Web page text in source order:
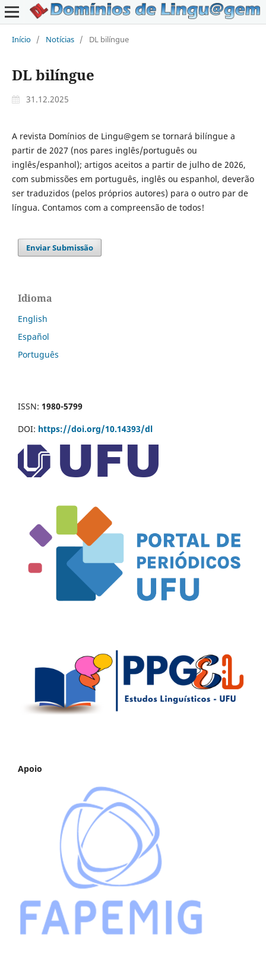
Início / Notícias / DL bilíngue
DL bilíngue
31.12.2025
A revista Domínios de Lingu@gem se tornará bilíngue a
partir de 2027 (nos pares inglês/português ou
inglês/espanhol); artigos aceitos a partir de julho de 2026,
com submissões em português, inglês ou espanhol, deverão
ser traduzidos (pelos próprios autores) para o outro par de
língua. Contamos com a compreensão de todos!
Enviar Submissão
Idioma
English
Español
Português
ISSN: 1980-5799
DOI: https://doi.org/10.14393/dl
Apoio